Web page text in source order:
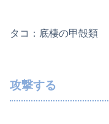
タコ：底棲の甲殻類
攻撃する